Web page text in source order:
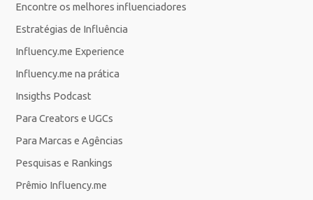
Encontre os melhores influenciadores
Estratégias de Influência
Influency.me Experience
Influency.me na prática
Insigths Podcast
Para Creators e UGCs
Para Marcas e Agências
Pesquisas e Rankings
Prêmio Influency.me